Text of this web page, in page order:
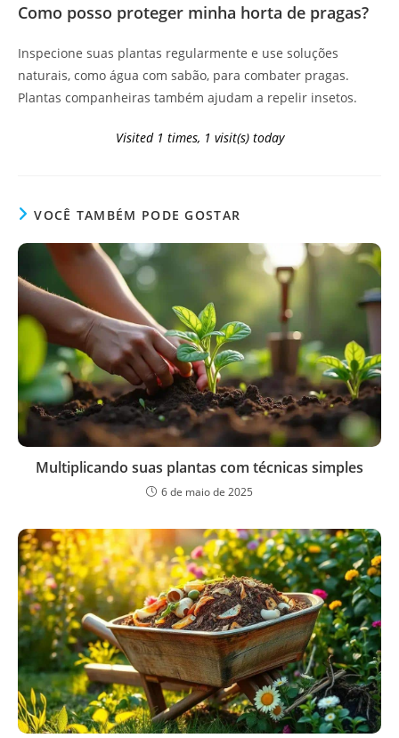
Como posso proteger minha horta de pragas?
Inspecione suas plantas regularmente e use soluções
naturais, como água com sabão, para combater pragas.
Plantas companheiras também ajudam a repelir insetos.
Visited 1 times, 1 visit(s) today
VOCÊ TAMBÉM PODE GOSTAR
Multiplicando suas plantas com técnicas simples
6 de maio de 2025